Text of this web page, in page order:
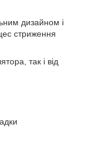
дизайном і
стриження
так і від